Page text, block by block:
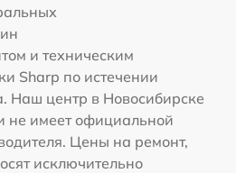
и техническим
Sharp по истечении
Наш центр в Новосибирске
не имеет официальной
Цены на ремонт,
исключительно